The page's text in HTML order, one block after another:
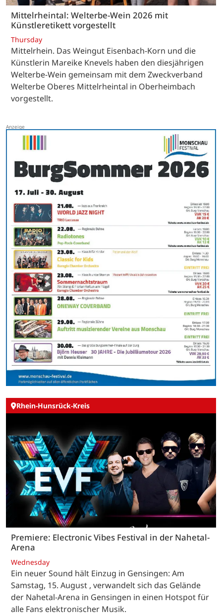
Mittelrheintal: Welterbe-Wein 2026 mit
Künstleretikett vorgestellt
Thursday
Mittelrhein. Das Weingut Eisenbach-Korn und die
Künstlerin Mareike Knevels haben den diesjährigen
Welterbe-Wein gemeinsam mit dem Zweckverband
Welterbe Oberes Mittelrheintal in Oberheimbach
vorgestellt.
Rhein-Hunsrück-Kreis
Premiere: Electronic Vibes Festival in der Nahetal-
Arena
Wednesday
Ein neuer Sound hält Einzug in Gensingen: Am
Samstag, 15. August , verwandelt sich das Gelände
der Nahetal-Arena in Gensingen in einen Hotspot für
alle Fans elektronischer Musik.